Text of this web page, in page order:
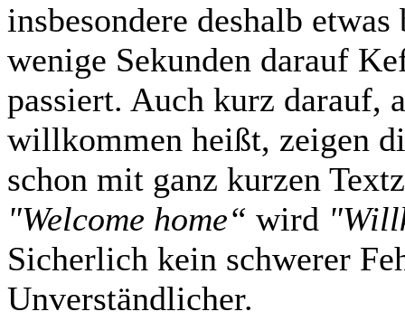
insbesondere deshalb
wenige Sekunden darauf
passiert. Auch kurz darauf,
willkommen heißt, zeigen
schon mit ganz kurzen
"Welcome home“ wird
Sicherlich kein schwerer
Unverständlicher.